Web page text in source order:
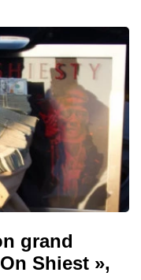
grand
Shiest »,